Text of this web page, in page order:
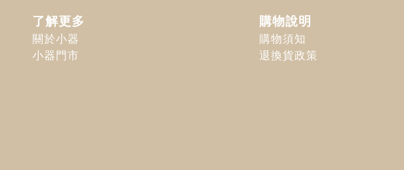
了解更多
關於小器
小器門市
購物說明
購物須知
退換貨政策